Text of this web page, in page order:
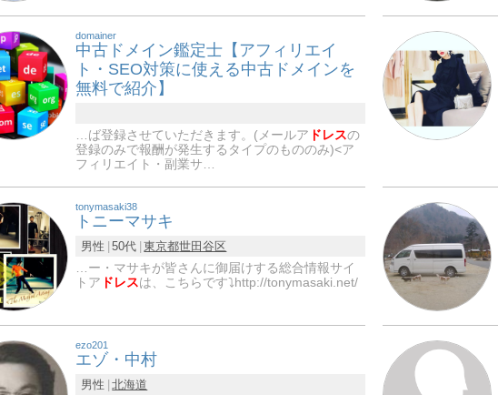
domainer
中古ドメイン鑑定士【アフィリエイ
ト・SEO対策に使える中古ドメインを
無料で紹介】
…ば登録させていただきます。(メールア ドレスの
登録のみで報酬が発生するタイプのもののみ)<ア
フィリエイト・副業サ…
tonymasaki38
トニーマサキ
男性 50代 東京都世田谷区
…ー・マサキが皆さんに御届けする総合情報サイ
トア ドレスは、こちらです⤵︎http://tonymasaki.net/
ezo201
エゾ・中村
男性
北海道